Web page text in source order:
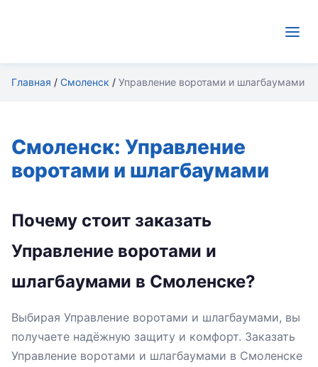
Главная / Смоленск / Управление воротами и шлагбаумами
Смоленск: Управление
воротами и шлагбаумами
Почему стоит заказать
Управление воротами и
шлагбаумами в Смоленске?
Выбирая Управление воротами и шлагбаумами, вы
получаете надёжную защиту и комфорт. Заказать
Управление воротами и шлагбаумами в Смоленске